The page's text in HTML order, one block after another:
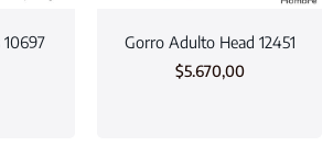
Gorro Adulto Head 12451
$5.670,00